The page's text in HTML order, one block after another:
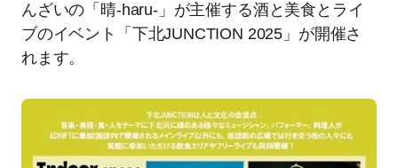
んざいの「晴-haru-」が主催する酒と美食とライ
ブのイベント「下北JUNCTION 2025」が開催さ
れます。